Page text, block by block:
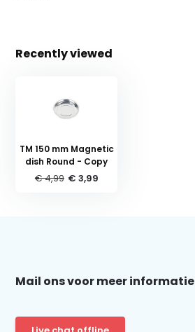
Recently viewed
TM 150 mm Magnetic
dish Round - Copy
€ 4,99 € 3,99
Mail ons voor meer informatie